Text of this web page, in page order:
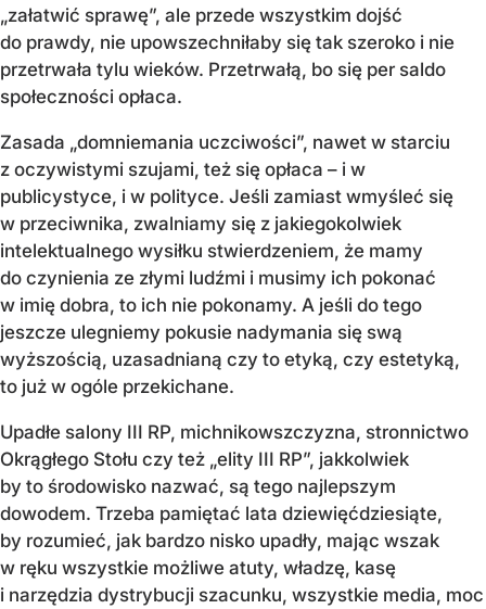
„załatwić sprawę”, ale przede wszystkim dojść
do prawdy, nie upowszechniłaby się tak szeroko i nie
przetrwała tylu wieków. Przetrwałą, bo się per saldo
społeczności opłaca.
Zasada „domniemania uczciwości”, nawet w starciu
z oczywistymi szujami, też się opłaca – i w
publicystyce, i w polityce. Jeśli zamiast wmyśleć się
w przeciwnika, zwalniamy się z jakiegokolwiek
intelektualnego wysiłku stwierdzeniem, że mamy
do czynienia ze złymi ludźmi i musimy ich pokonać
w imię dobra, to ich nie pokonamy. A jeśli do tego
jeszcze ulegniemy pokusie nadymania się swą
wyższością, uzasadnianą czy to etyką, czy estetyką,
to już w ogóle przekichane.
Upadłe salony III RP, michnikowszczyzna, stronnictwo
Okrągłego Stołu czy też „elity III RP”, jakkolwiek
by to środowisko nazwać, są tego najlepszym
dowodem. Trzeba pamiętać lata dziewięćdziesiąte,
by rozumieć, jak bardzo nisko upadły, mając wszak
w ręku wszystkie możliwe atuty, władzę, kasę
i narzędzia dystrybucji szacunku, wszystkie media, moc